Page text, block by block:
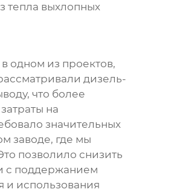
тепла выхлопных
одном из проектов,
дизель-
что более
на
значительных
заводе, где мы
позволило снизить
с поддержанием
и использования